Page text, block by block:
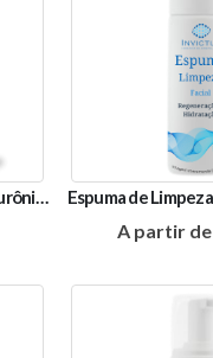
Sérum Vitamina C e Ácido Hialurônico
A partir de